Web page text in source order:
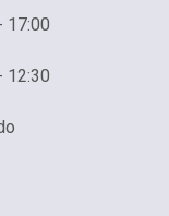
17:00
12:30